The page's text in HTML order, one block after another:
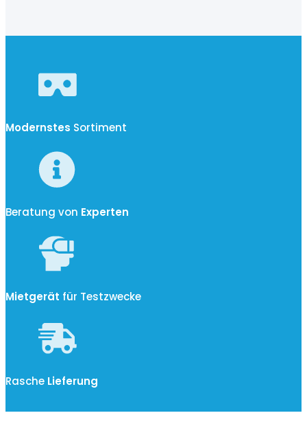
Modernstes Sortiment
Beratung von Experten
Mietgerät für Testzwecke
Rasche Lieferung